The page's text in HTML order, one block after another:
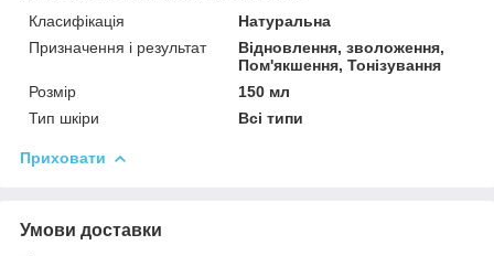
Класифікація
Натуральна
Призначення і результат
Відновлення, зволоження,
Пом'якшення, Тонізування
Розмір
150 мл
Тип шкіри
Всі типи
Приховати
Умови доставки